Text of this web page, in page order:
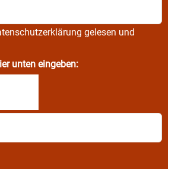
gelesen und
unten eingeben: